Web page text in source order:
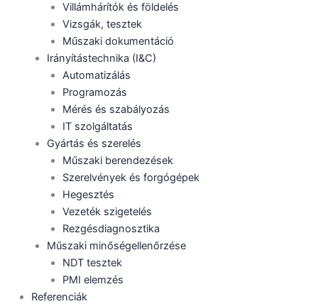
Villámhárítók és földelés
Vizsgák, tesztek
Műszaki dokumentáció
Irányítástechnika (I&C)
Automatizálás
Programozás
Mérés és szabályozás
IT szolgáltatás
Gyártás és szerelés
Műszaki berendezések
Szerelvények és forgógépek
Hegesztés
Vezeték szigetelés
Rezgésdiagnosztika
Műszaki minőségellenőrzése
NDT tesztek
PMI elemzés
Referenciák